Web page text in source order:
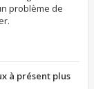
problème de
à présent plus